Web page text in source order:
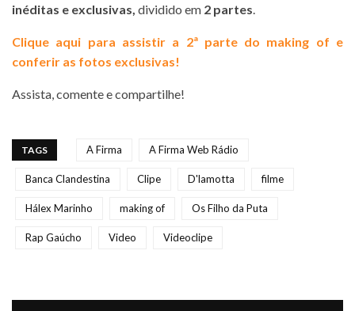
inéditas e exclusivas, dividido em 2 partes.
Clique aqui para assistir a 2ª parte do making of e
conferir as fotos exclusivas!
Assista, comente e compartilhe!
TAGS A Firma A Firma Web Rádio
Banca Clandestina Clipe D'lamotta filme
Hálex Marinho making of Os Filho da Puta
Rap Gaúcho Video Videoclipe